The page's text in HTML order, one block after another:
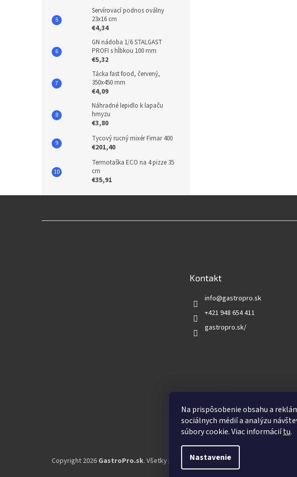
Na prispôsobenie obsahu a
sociálnych médií a analýzu
súbory cookie. Viac informáciítu.
Nastavenie
Servírovací podnos oválny
23x16 cm
€4,34
GN nádoba 1/6 STALGAST
PROFI s hĺbkou 100 mm
€5,32
Tácka fast food, červený,
350x450 mm
€4,09
Náhradné lepidlo k lapaču
hmyzu
€3,80
Tycový rucný mixér Fimar 400
€201,40
Termotaška ECO na 4 pizze 35
cm
€35,91
Kontakt
info@gastropro.sk
+421 948 654 411
gastropro.sk/
Copyright 2026 GastroPro.sk. Všetky práva vyhradené.Upraviť nastavenie